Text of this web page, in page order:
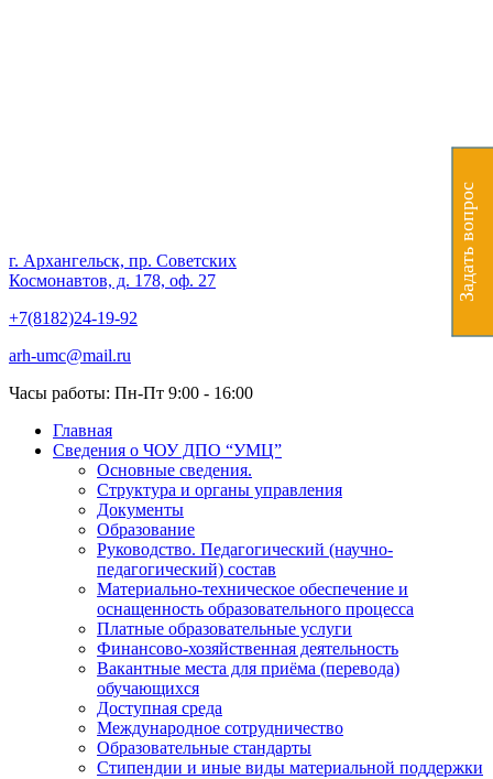
г. Архангельск, пр. Советских
Космонавтов, д. 178, оф. 27
+7(8182)24-19-92
arh-umc@mail.ru
Часы работы: Пн-Пт 9:00 - 16:00
Главная
Сведения о ЧОУ ДПО “УМЦ”
Основные сведения.
Структура и органы управления
Документы
Образование
Руководство. Педагогический (научно-
педагогический) состав
Материально-техническое обеспечение и
оснащенность образовательного процесса
Платные образовательные услуги
Финансово-хозяйственная деятельность
Вакантные места для приёма (перевода)
обучающихся
Доступная среда
Международное сотрудничество
Образовательные стандарты
Стипендии и иные виды материальной поддержки
Задать вопрос